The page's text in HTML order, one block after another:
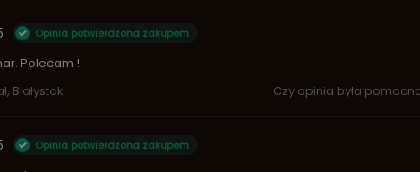
Opinia potwierdzona zakupem
Polecam !
Białystok Czy opinia była
Opinia potwierdzona zakupem